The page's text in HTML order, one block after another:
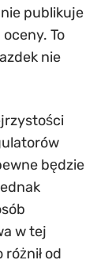
publikuje
To
nie
będzie
w tej
od